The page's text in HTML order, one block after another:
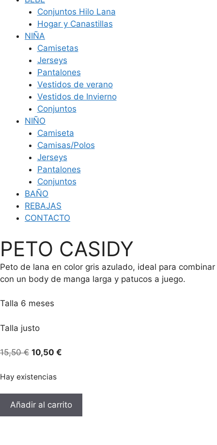
Conjuntos Hilo Lana
Hogar y Canastillas
NIÑA
Camisetas
Jerseys
Pantalones
Vestidos de verano
Vestidos de Invierno
Conjuntos
NIÑO
Camiseta
Camisas/Polos
Jerseys
Pantalones
Conjuntos
BAÑO
REBAJAS
CONTACTO
PETO CASIDY
Peto de lana en color gris azulado, ideal para combinar
con un body de manga larga y patucos a juego.
Talla 6 meses
Talla justo
15,50€ El
original
15,50 €.
10,50 €
10,50 €.
Hay existencias
PETO
CASIDY
Añadir al carrito